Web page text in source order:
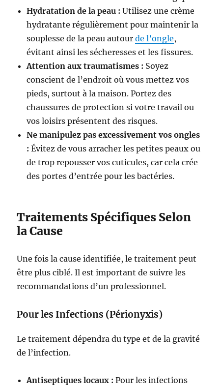
Hydratation de la peau : Utilisez une crème
hydratante régulièrement pour maintenir la
souplesse de la peau autourde l’ongle,
évitant ainsi les sécheresses et les fissures.
Attention aux traumatismes : Soyez
conscient de l’endroit où vous mettez vos
pieds, surtout à la maison. Portez des
chaussures de protection si votre travail ou
vos loisirs présentent des risques.
Ne manipulez pas excessivement vos ongles
: Évitez de vous arracher les petites peaux ou
de trop repousser vos cuticules, car cela crée
des portes d’entrée pour les bactéries.
Traitements Spécifiques Selon
la Cause
Une fois la cause identifiée, le traitement peut
être plus ciblé. Il est important de suivre les
recommandations d’un professionnel.
Pour les Infections (Périonyxis)
Le traitement dépendra du type et de la gravité
de l’infection.
Antiseptiques locaux : Pour les infections